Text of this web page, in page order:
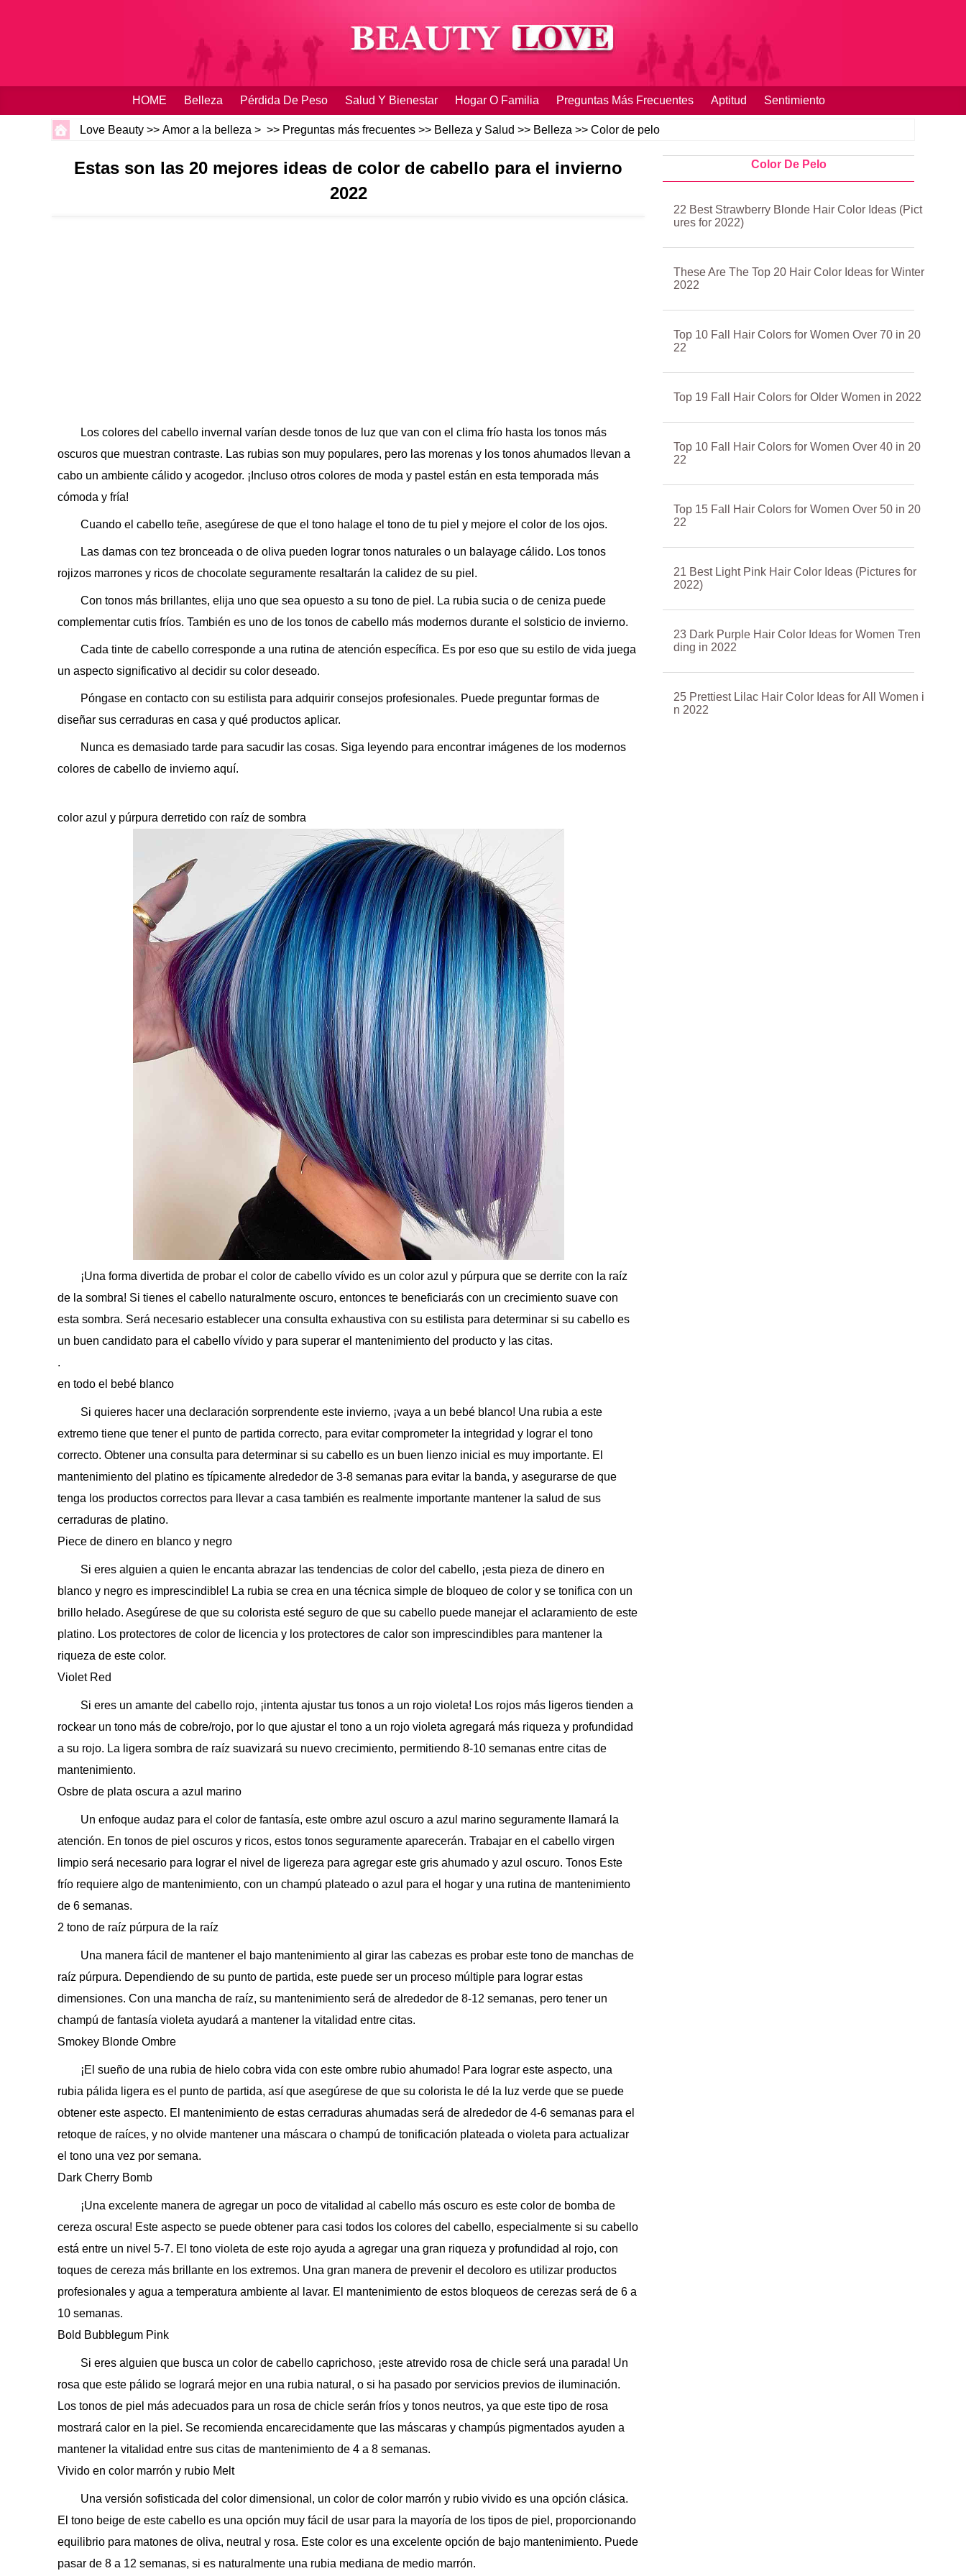
HOME Belleza Pérdida De Peso Salud Y Bienestar Hogar O Familia Preguntas Más Frecuentes Aptitud Sentimiento
Love Beauty >> Amor a la belleza > >> Preguntas más frecuentes >> Belleza y Salud >> Belleza >> Color de pelo
Estas son las 20 mejores ideas de color de cabello para el invierno
2022
Los colores del cabello invernal varían desde tonos de luz que van con el clima frío hasta los tonos más
oscuros que muestran contraste. Las rubias son muy populares, pero las morenas y los tonos ahumados llevan a
cabo un ambiente cálido y acogedor. ¡Incluso otros colores de moda y pastel están en esta temporada más
cómoda y fría!
Cuando el cabello teñe, asegúrese de que el tono halage el tono de tu piel y mejore el color de los ojos.
Las damas con tez bronceada o de oliva pueden lograr tonos naturales o un balayage cálido. Los tonos
rojizos marrones y ricos de chocolate seguramente resaltarán la calidez de su piel.
Con tonos más brillantes, elija uno que sea opuesto a su tono de piel. La rubia sucia o de ceniza puede
complementar cutis fríos. También es uno de los tonos de cabello más modernos durante el solsticio de invierno.
Cada tinte de cabello corresponde a una rutina de atención específica. Es por eso que su estilo de vida juega
un aspecto significativo al decidir su color deseado.
Póngase en contacto con su estilista para adquirir consejos profesionales. Puede preguntar formas de
diseñar sus cerraduras en casa y qué productos aplicar.
Nunca es demasiado tarde para sacudir las cosas. Siga leyendo para encontrar imágenes de los modernos
colores de cabello de invierno aquí.
color azul y púrpura derretido con raíz de sombra
¡Una forma divertida de probar el color de cabello vívido es un color azul y púrpura que se derrite con la raíz
de la sombra! Si tienes el cabello naturalmente oscuro, entonces te beneficiarás con un crecimiento suave con
esta sombra. Será necesario establecer una consulta exhaustiva con su estilista para determinar si su cabello es
un buen candidato para el cabello vívido y para superar el mantenimiento del producto y las citas.
.
en todo el bebé blanco
Si quieres hacer una declaración sorprendente este invierno, ¡vaya a un bebé blanco! Una rubia a este
extremo tiene que tener el punto de partida correcto, para evitar comprometer la integridad y lograr el tono
correcto. Obtener una consulta para determinar si su cabello es un buen lienzo inicial es muy importante. El
mantenimiento del platino es típicamente alrededor de 3-8 semanas para evitar la banda, y asegurarse de que
tenga los productos correctos para llevar a casa también es realmente importante mantener la salud de sus
cerraduras de platino.
Piece de dinero en blanco y negro
Si eres alguien a quien le encanta abrazar las tendencias de color del cabello, ¡esta pieza de dinero en
blanco y negro es imprescindible! La rubia se crea en una técnica simple de bloqueo de color y se tonifica con un
brillo helado. Asegúrese de que su colorista esté seguro de que su cabello puede manejar el aclaramiento de este
platino. Los protectores de color de licencia y los protectores de calor son imprescindibles para mantener la
riqueza de este color.
Violet Red
Si eres un amante del cabello rojo, ¡intenta ajustar tus tonos a un rojo violeta! Los rojos más ligeros tienden a
rockear un tono más de cobre/rojo, por lo que ajustar el tono a un rojo violeta agregará más riqueza y profundidad
a su rojo. La ligera sombra de raíz suavizará su nuevo crecimiento, permitiendo 8-10 semanas entre citas de
mantenimiento.
Osbre de plata oscura a azul marino
Un enfoque audaz para el color de fantasía, este ombre azul oscuro a azul marino seguramente llamará la
atención. En tonos de piel oscuros y ricos, estos tonos seguramente aparecerán. Trabajar en el cabello virgen
limpio será necesario para lograr el nivel de ligereza para agregar este gris ahumado y azul oscuro. Tonos Este
frío requiere algo de mantenimiento, con un champú plateado o azul para el hogar y una rutina de mantenimiento
de 6 semanas.
2 tono de raíz púrpura de la raíz
Una manera fácil de mantener el bajo mantenimiento al girar las cabezas es probar este tono de manchas de
raíz púrpura. Dependiendo de su punto de partida, este puede ser un proceso múltiple para lograr estas
dimensiones. Con una mancha de raíz, su mantenimiento será de alrededor de 8-12 semanas, pero tener un
champú de fantasía violeta ayudará a mantener la vitalidad entre citas.
Smokey Blonde Ombre
¡El sueño de una rubia de hielo cobra vida con este ombre rubio ahumado! Para lograr este aspecto, una
rubia pálida ligera es el punto de partida, así que asegúrese de que su colorista le dé la luz verde que se puede
obtener este aspecto. El mantenimiento de estas cerraduras ahumadas será de alrededor de 4-6 semanas para el
retoque de raíces, y no olvide mantener una máscara o champú de tonificación plateada o violeta para actualizar
el tono una vez por semana.
Dark Cherry Bomb
¡Una excelente manera de agregar un poco de vitalidad al cabello más oscuro es este color de bomba de
cereza oscura! Este aspecto se puede obtener para casi todos los colores del cabello, especialmente si su cabello
está entre un nivel 5-7. El tono violeta de este rojo ayuda a agregar una gran riqueza y profundidad al rojo, con
toques de cereza más brillante en los extremos. Una gran manera de prevenir el decoloro es utilizar productos
profesionales y agua a temperatura ambiente al lavar. El mantenimiento de estos bloqueos de cerezas será de 6 a
10 semanas.
Bold Bubblegum Pink
Si eres alguien que busca un color de cabello caprichoso, ¡este atrevido rosa de chicle será una parada! Un
rosa que este pálido se logrará mejor en una rubia natural, o si ha pasado por servicios previos de iluminación.
Los tonos de piel más adecuados para un rosa de chicle serán fríos y tonos neutros, ya que este tipo de rosa
mostrará calor en la piel. Se recomienda encarecidamente que las máscaras y champús pigmentados ayuden a
mantener la vitalidad entre sus citas de mantenimiento de 4 a 8 semanas.
Vivido en color marrón y rubio Melt
Una versión sofisticada del color dimensional, un color de color marrón y rubio vivido es una opción clásica.
El tono beige de este cabello es una opción muy fácil de usar para la mayoría de los tipos de piel, proporcionando
equilibrio para matones de oliva, neutral y rosa. Este color es una excelente opción de bajo mantenimiento. Puede
pasar de 8 a 12 semanas, si es naturalmente una rubia mediana de medio marrón.
Color De Pelo
22 Best Strawberry Blonde Hair Color Ideas (Pict
ures for 2022)
These Are The Top 20 Hair Color Ideas for Winter
2022
Top 10 Fall Hair Colors for Women Over 70 in 20
22
Top 19 Fall Hair Colors for Older Women in 2022
Top 10 Fall Hair Colors for Women Over 40 in 20
22
Top 15 Fall Hair Colors for Women Over 50 in 20
22
21 Best Light Pink Hair Color Ideas (Pictures for
2022)
23 Dark Purple Hair Color Ideas for Women Tren
ding in 2022
25 Prettiest Lilac Hair Color Ideas for All Women i
n 2022